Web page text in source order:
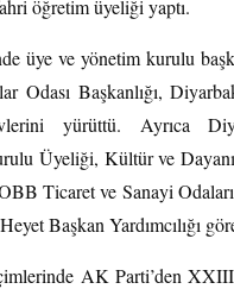
öğretim üyeliği yaptı.
üye ve yönetim kurulu
Odası Başkanlığı,
yürüttü. Ayrıca
Üyeliği, Kültür ve
Ticaret ve Sanayi
Başkan Yardımcılığı
AK Parti’den